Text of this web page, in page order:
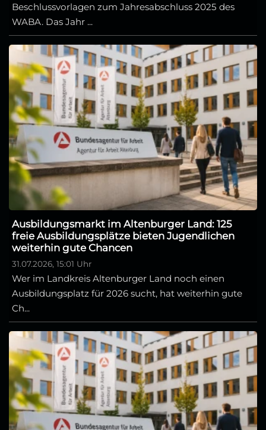
Beschlussvorlagen zum Jahresabschluss 2025 des
WABA. Das Jahr ...
Ausbildungsmarkt im Altenburger Land: 125
freie Ausbildungsplätze bieten Jugendlichen
weiterhin gute Chancen
31.07.2026, 15:01 Uhr
Wer im Landkreis Altenburger Land noch einen
Ausbildungsplatz für 2026 sucht, hat weiterhin gute
Ch...